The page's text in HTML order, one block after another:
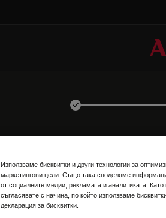
Използваме бисквитки и други технологии за
маркетингови цели. Също така споделяме
от социалните медии, рекламата и аналитиката.
съгласявате с начина, по който използваме
декларация за бисквитки.